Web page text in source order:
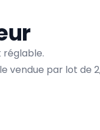
réglable.
vendue par lot